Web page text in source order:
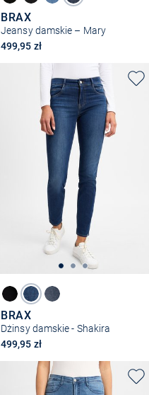
BRAX
Jeansy damskie – Mary
499,95 zł
BRAX
Dżinsy damskie - Shakira
499,95 zł